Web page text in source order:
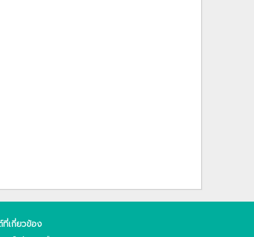
ที่เกี่ยวข้อง